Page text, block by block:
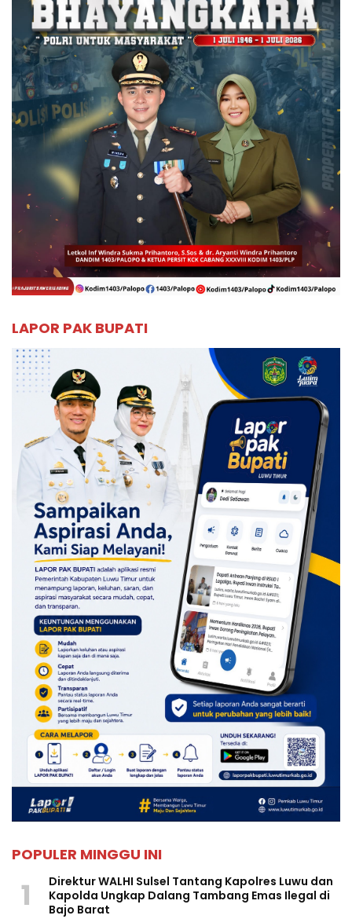
LAPOR PAK BUPATI
POPULER MINGGU INI
1
Direktur WALHI Sulsel Tantang Kapolres Luwu dan
Kapolda Ungkap Dalang Tambang Emas Ilegal di
Bajo Barat